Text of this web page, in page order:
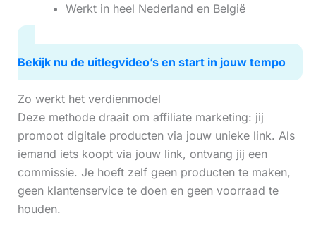
Werkt in heel Nederland en België
Bekijk nu de uitlegvideo’s en start in jouw tempo
Zo werkt het verdienmodel
Deze methode draait om affiliate marketing: jij
promoot digitale producten via jouw unieke link. Als
iemand iets koopt via jouw link, ontvang jij een
commissie. Je hoeft zelf geen producten te maken,
geen klantenservice te doen en geen voorraad te
houden.